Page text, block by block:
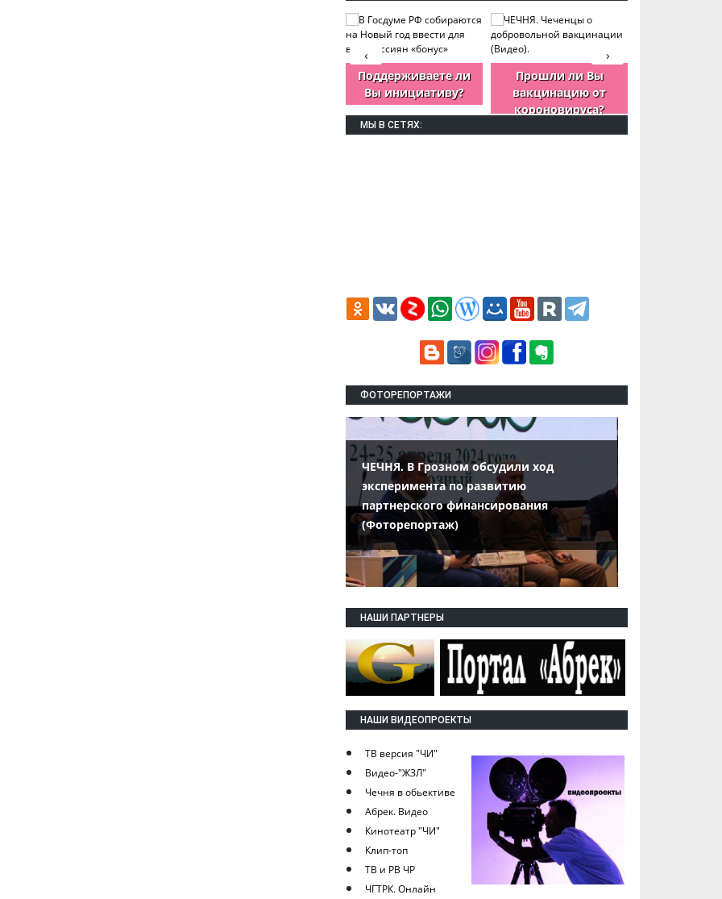
Поддерживаете ли
Вы инициативу?
Прошли ли Вы
вакцинацию от
короновируса?
›
‹
МЫ В СЕТЯХ:
ФОТОРЕПОРТАЖИ
ЧЕЧНЯ. В Грозном обсудили ход
эксперимента по развитию
партнерского финансирования
(Фоторепортаж)
НАШИ ПАРТНЕРЫ
НАШИ ВИДЕОПРОЕКТЫ
ТВ версия "ЧИ"
Видео-"ЖЗЛ"
Чечня в обьективе
Абрек. Видео
Кинотеатр "ЧИ"
Клип-топ
ТВ и РВ ЧР
ЧГТРК. Онлайн